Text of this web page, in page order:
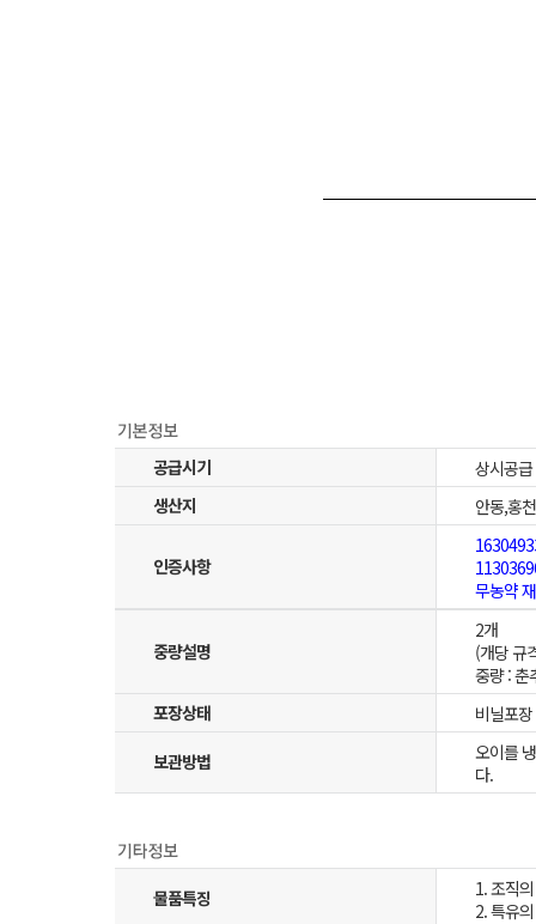
공급시기
상시공급
생산지
안동,홍
인증사항
무농약
중량설명
2개
(개당 규
중량 : 춘
포장상태
비닐포장
보관방법
오이를
다.
물품특징
1. 조직
2. 특유